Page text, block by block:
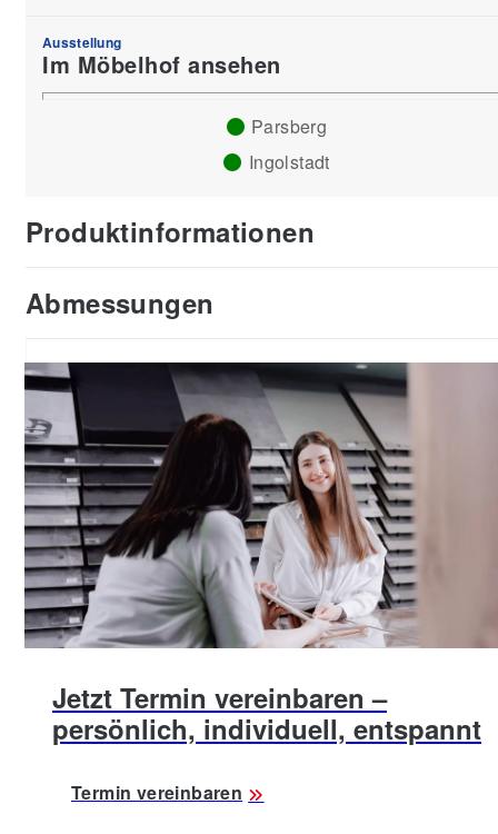
Ausstellung
Im Möbelhof ansehen
Parsberg
Ingolstadt
Produktinformationen
Abmessungen
Jetzt Termin vereinbaren –
persönlich, individuell, entspannt
Termin vereinbaren